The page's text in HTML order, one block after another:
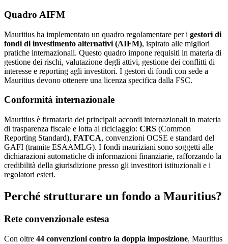
Quadro AIFM
Mauritius ha implementato un quadro regolamentare per i gestori di
fondi di investimento alternativi (AIFM), ispirato alle migliori
pratiche internazionali. Questo quadro impone requisiti in materia di
gestione dei rischi, valutazione degli attivi, gestione dei conflitti di
interesse e reporting agli investitori. I gestori di fondi con sede a
Mauritius devono ottenere una licenza specifica dalla FSC.
Conformità internazionale
Mauritius è firmataria dei principali accordi internazionali in materia
di trasparenza fiscale e lotta al riciclaggio: CRS (Common
Reporting Standard), FATCA, convenzioni OCSE e standard del
GAFI (tramite ESAAMLG). I fondi mauriziani sono soggetti alle
dichiarazioni automatiche di informazioni finanziarie, rafforzando la
credibilità della giurisdizione presso gli investitori istituzionali e i
regolatori esteri.
Perché strutturare un fondo a Mauritius?
Rete convenzionale estesa
Con oltre 44 convenzioni contro la doppia imposizione, Mauritius